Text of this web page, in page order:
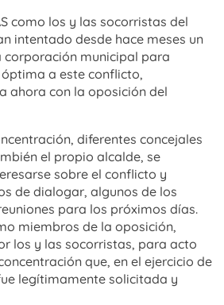
como los y las socorristas del
intentado desde hace meses un
corporación municipal para
a este conflicto,
ahora con la oposición del
diferentes concejales
el propio alcalde, se
sobre el conflicto y
de dialogar, algunos de los
para los próximos días.
miembros de la oposición,
los y las socorristas, para acto
que, en el ejercicio de
legítimamente solicitada y